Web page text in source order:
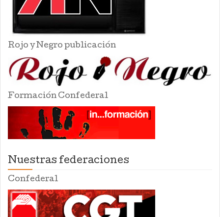
Rojo y Negro publicación
Formación Confederal
Nuestras federaciones
Confederal